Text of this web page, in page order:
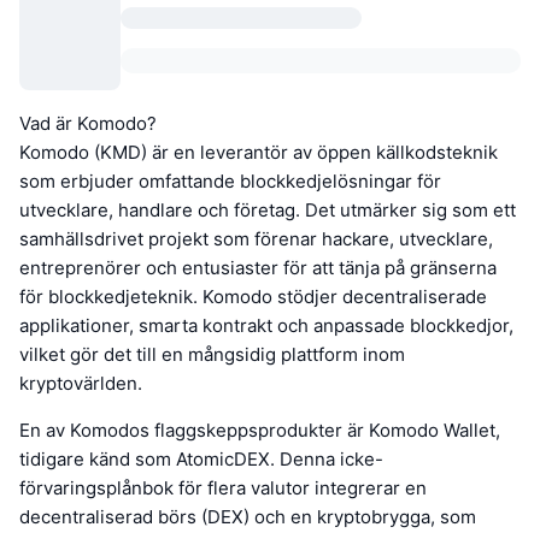
Vad är Komodo?
Komodo (KMD) är en leverantör av öppen källkodsteknik
som erbjuder omfattande blockkedjelösningar för
utvecklare, handlare och företag. Det utmärker sig som ett
samhällsdrivet projekt som förenar hackare, utvecklare,
entreprenörer och entusiaster för att tänja på gränserna
för blockkedjeteknik. Komodo stödjer decentraliserade
applikationer, smarta kontrakt och anpassade blockkedjor,
vilket gör det till en mångsidig plattform inom
kryptovärlden.
En av Komodos flaggskeppsprodukter är Komodo Wallet,
tidigare känd som AtomicDEX. Denna icke-
förvaringsplånbok för flera valutor integrerar en
decentraliserad börs (DEX) och en kryptobrygga, som